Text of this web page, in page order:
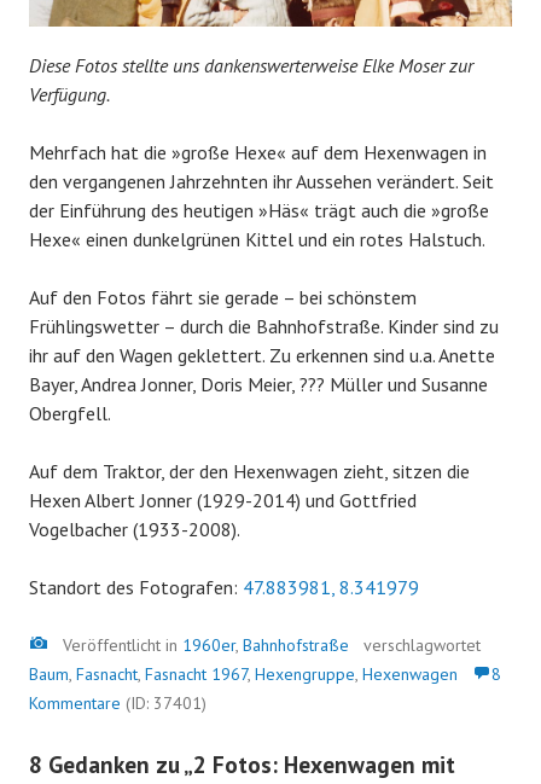
Diese Fotos stellte uns dankenswerterweise Elke Moser zur
Verfügung.
Mehrfach hat die »große Hexe« auf dem Hexenwagen in
den vergangenen Jahrzehnten ihr Aussehen verändert. Seit
der Einführung des heutigen »Häs« trägt auch die »große
Hexe« einen dunkelgrünen Kittel und ein rotes Halstuch.
Auf den Fotos fährt sie gerade – bei schönstem
Frühlingswetter – durch die Bahnhofstraße. Kinder sind zu
ihr auf den Wagen geklettert. Zu erkennen sind u.a. Anette
Bayer, Andrea Jonner, Doris Meier, ??? Müller und Susanne
Obergfell.
Auf dem Traktor, der den Hexenwagen zieht, sitzen die
Hexen Albert Jonner (1929-2014) und Gottfried
Vogelbacher (1933-2008).
Standort des Fotografen: 47.883981, 8.341979
Bild
Veröffentlicht in 1960er, Bahnhofstraße
verschlagwortet
Baum, Fasnacht, Fasnacht 1967, Hexengruppe, Hexenwagen
8
Kommentare (ID: 37401)
8 Gedanken zu „2 Fotos: Hexenwagen mit